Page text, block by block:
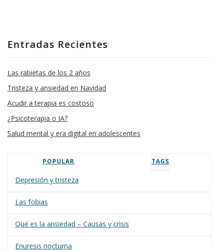
Entradas Recientes
Las rabietas de los 2 años
Tristeza y ansiedad en Navidad
Acudir a terapia es costoso
¿Psicoterapia o IA?
Salud mental y era digital en adolescentes
POPULAR TAGS
Depresión y tristeza
Las fobias
Qué es la ansiedad – Causas y crisis
Enuresis nocturna